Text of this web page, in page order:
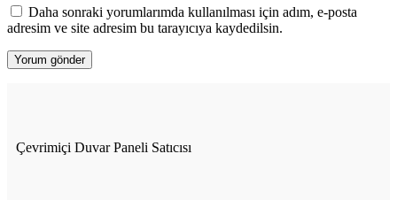
Daha sonraki yorumlarımda kullanılması için adım, e-posta
adresim ve site adresim bu tarayıcıya kaydedilsin.
Çevrimiçi Duvar Paneli Satıcısı